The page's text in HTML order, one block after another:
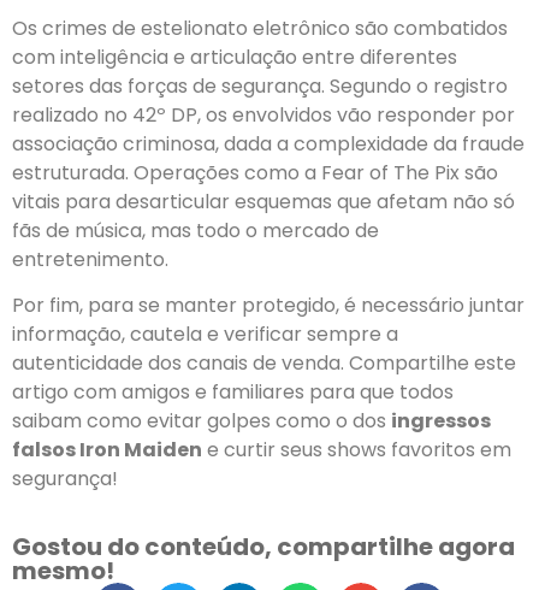
Os crimes de estelionato eletrônico são combatidos
com inteligência e articulação entre diferentes
setores das forças de segurança. Segundo o registro
realizado no 42º DP, os envolvidos vão responder por
associação criminosa, dada a complexidade da fraude
estruturada. Operações como a Fear of The Pix são
vitais para desarticular esquemas que afetam não só
fãs de música, mas todo o mercado de
entretenimento.
Por fim, para se manter protegido, é necessário juntar
informação, cautela e verificar sempre a
autenticidade dos canais de venda. Compartilhe este
artigo com amigos e familiares para que todos
saibam como evitar golpes como o dos ingressos
falsos Iron Maiden e curtir seus shows favoritos em
segurança!
Gostou do conteúdo, compartilhe agora
mesmo!